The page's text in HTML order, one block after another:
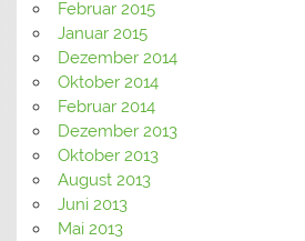
Februar 2015
Januar 2015
Dezember 2014
Oktober 2014
Februar 2014
Dezember 2013
Oktober 2013
August 2013
Juni 2013
Mai 2013